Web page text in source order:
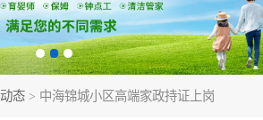
态 > 中海锦城小区高端家政持证上岗